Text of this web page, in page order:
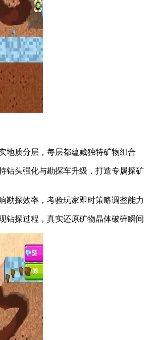
地质分层，每层都蕴藏独特矿物组合
钻头强化与勘探车升级，打造专属探矿
勘探效率，考验玩家即时策略调整能力
钻探过程，真实还原矿物晶体破碎瞬间